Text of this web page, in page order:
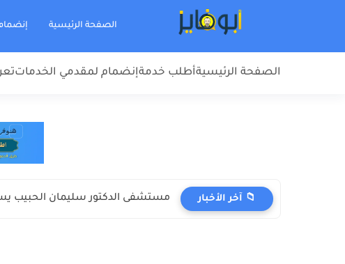
الصفحة الرئيسية
الصفحة الرئيسيةأطلب خدمةإنضمام لمقدمي الخدمات
📁 آخر الأخبار مستشفى الدكتور سليمان الحبيب